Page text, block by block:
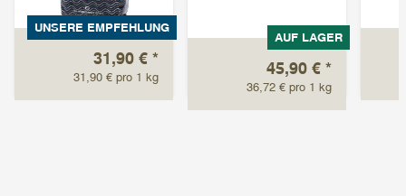
UNSERE EMPFEHLUNG
31,90 € *
31,90 € pro 1 kg
AUF LAGER
45,90 € *
36,72 € pro 1 kg